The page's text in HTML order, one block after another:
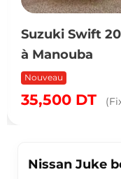
Suzuki Swift
à Manouba
Nouveau
35,500 DT
Nissan Juke